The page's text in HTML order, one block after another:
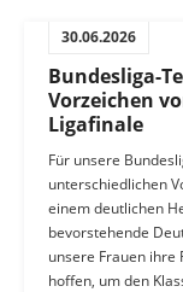
30.06.2026
Bundesliga-
Vorzeichen
Ligafinale
Für unsere
unterschiedlichen
einem deutlichen
bevorstehende
unsere Frauen ihre
hoffen, um den